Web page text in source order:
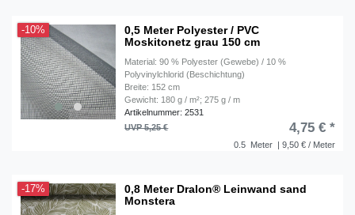
-10%
0,5 Meter Polyester / PVC
Moskitonetz grau 150 cm
Material: 90 % Polyester (Gewebe) / 10 %
Polyvinylchlorid (Beschichtung)
Breite: 152 cm
Gewicht: 180 g / m²; 275 g / m
Artikelnummer: 2531
0.5 Meter | 9,50 € / Meter
UVP 5,25 € 4,75 € *
-17%
0,8 Meter Dralon® Leinwand sand
Monstera